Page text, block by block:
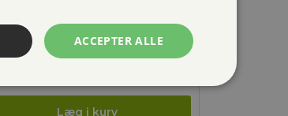
pad
ACCEPTER ALLE